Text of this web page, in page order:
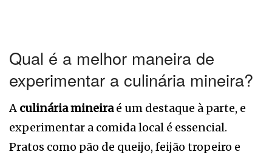
Qual é a melhor maneira de
experimentar a culinária mineira?
A culinária mineiraé um destaque à parte, e
experimentar a comida local é essencial.
Pratos como pão de queijo, feijão tropeiro e